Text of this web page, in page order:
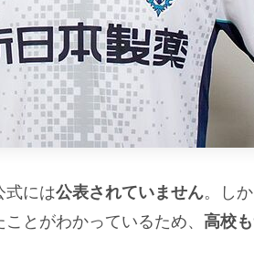
式には公表されていません。し
とがわかっているため、 高校